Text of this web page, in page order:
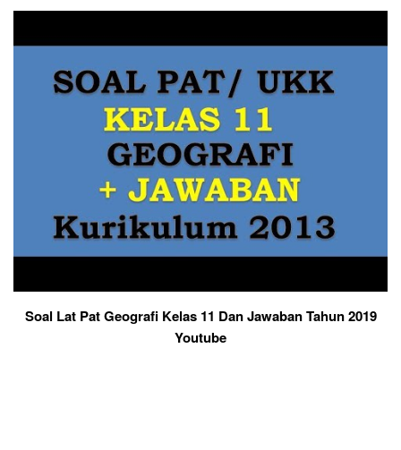
Soal Lat Pat Geografi Kelas 11 Dan Jawaban Tahun 2019
Youtube